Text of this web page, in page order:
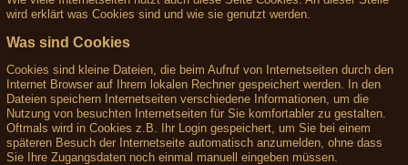
wird erklärt was Cookies sind und wie sie genutzt werden.
Was sind Cookies
Cookies sind kleine Dateien, die beim Aufruf von Internetseiten durch den
Internet Browser auf Ihrem lokalen Rechner gespeichert werden. In den
Dateien speichern Internetseiten verschiedene Informationen, um die
Nutzung von besuchten Internetseiten für Sie komfortabler zu gestalten.
Oftmals wird in Cookies z.B. Ihr Login gespeichert, um Sie bei einem
späteren Besuch der Internetseite automatisch anzumelden, ohne dass
Sie Ihre Zugangsdaten noch einmal manuell eingeben müssen.